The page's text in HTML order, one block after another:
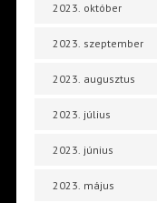
2023. október
2023. szeptember
2023. augusztus
2023. július
2023. június
2023. május